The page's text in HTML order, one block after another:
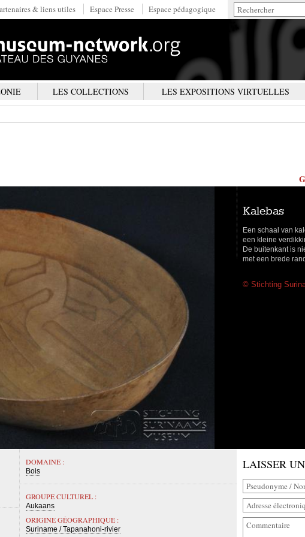
& liens utiles Espace Presse Espace pédagogique
LES COLLECTIONS LES EXPOSITIONS VIRTUELLES
kalebas
Een schaal van
een kleine
De buitenkant is
met een brede
© Stichting
DOMAINE :
Bois
GROUPE CULTUREL :
Aukaans
ORIGINE GÉOGRAPHIQUE :
Suriname / Tapanahoni-rivier
LAISSER